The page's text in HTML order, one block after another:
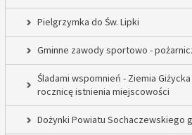
Pielgrzymka do Św. Lipki
Gminne zawody sportowo -
Śladami wspomnień - Ziemia
rocznicę istnienia miejscowości
Dożynki Powiatu Sochaczewskiego